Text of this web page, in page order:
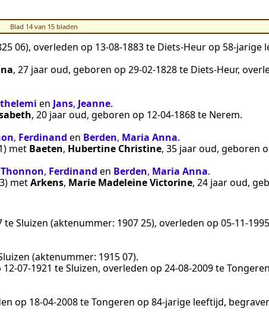
Blad 14 van 15 bladen
06), overleden op 13‑08‑1883te Diets-Heurop 58-jarige
, 27 jaar oud, geboren op 29‑02‑1828te Diets-Heur,
en Jans, Jeanne.
, 20 jaar oud, geboren op 12‑04‑1868te Nerem.
, Ferdinand en Berden, Maria Anna.
) met Baeten, Hubertine Christine, 35 jaar oud, geboren
Thonnon, Ferdinand en Berden, Maria Anna.
) metArkens, Marie Madeleine Victorine, 24 jaar oud,
teSluizen (aktenummer: 1907 25), overleden op 05‑11‑1995
(aktenummer: 1915 07).
12‑07‑1921 teSluizen, overleden op 24‑08‑2009teTongeren
op 18‑04‑2008teTongeren op 84-jarige leeftijd,